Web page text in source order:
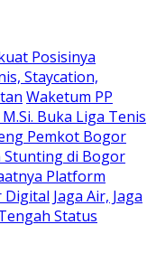
Posisinya
Staycation,
Waketum PP
Buka Liga Tenis
Pemkot Bogor
Stunting di Bogor
Platform
Digital Jaga Air, Jaga
Status